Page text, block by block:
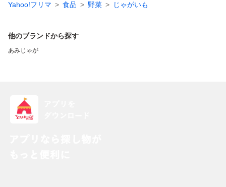
Yahoo!フリマ 食品 野菜 じゃがいも
他のブランドから探す
あみじゃが